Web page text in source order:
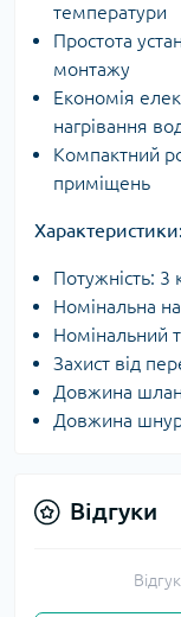
температури
Простота
монтажу
Економія
нагрівання
Компактний
приміщень
Характеристики:
Потужність: 3
Номінальна
Номінальний
Захист від
Довжина
Довжина
Відгуки